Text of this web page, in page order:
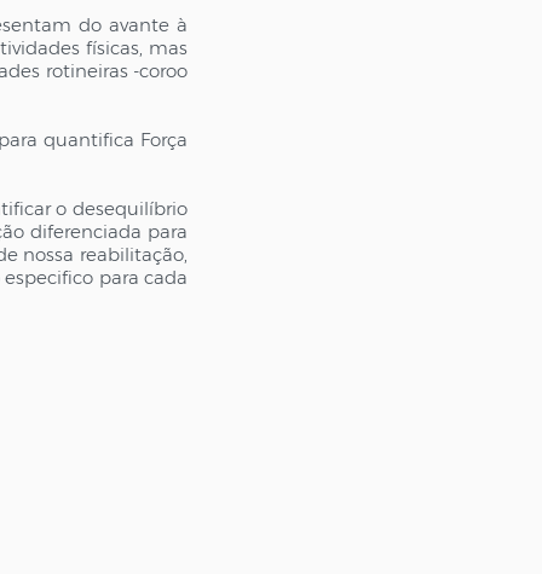
do avante à
físicas, mas
rotineiras -coroo
quantifica Força
o desequilíbrio
diferenciada para
nossa reabilitação,
para cada